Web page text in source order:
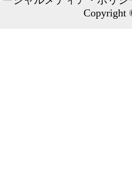
Copyright